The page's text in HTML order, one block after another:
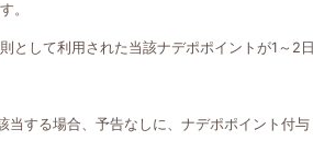
。
として利用された当該ナデポポイントが1～2
する場合、予告なしに、ナデポポイント付